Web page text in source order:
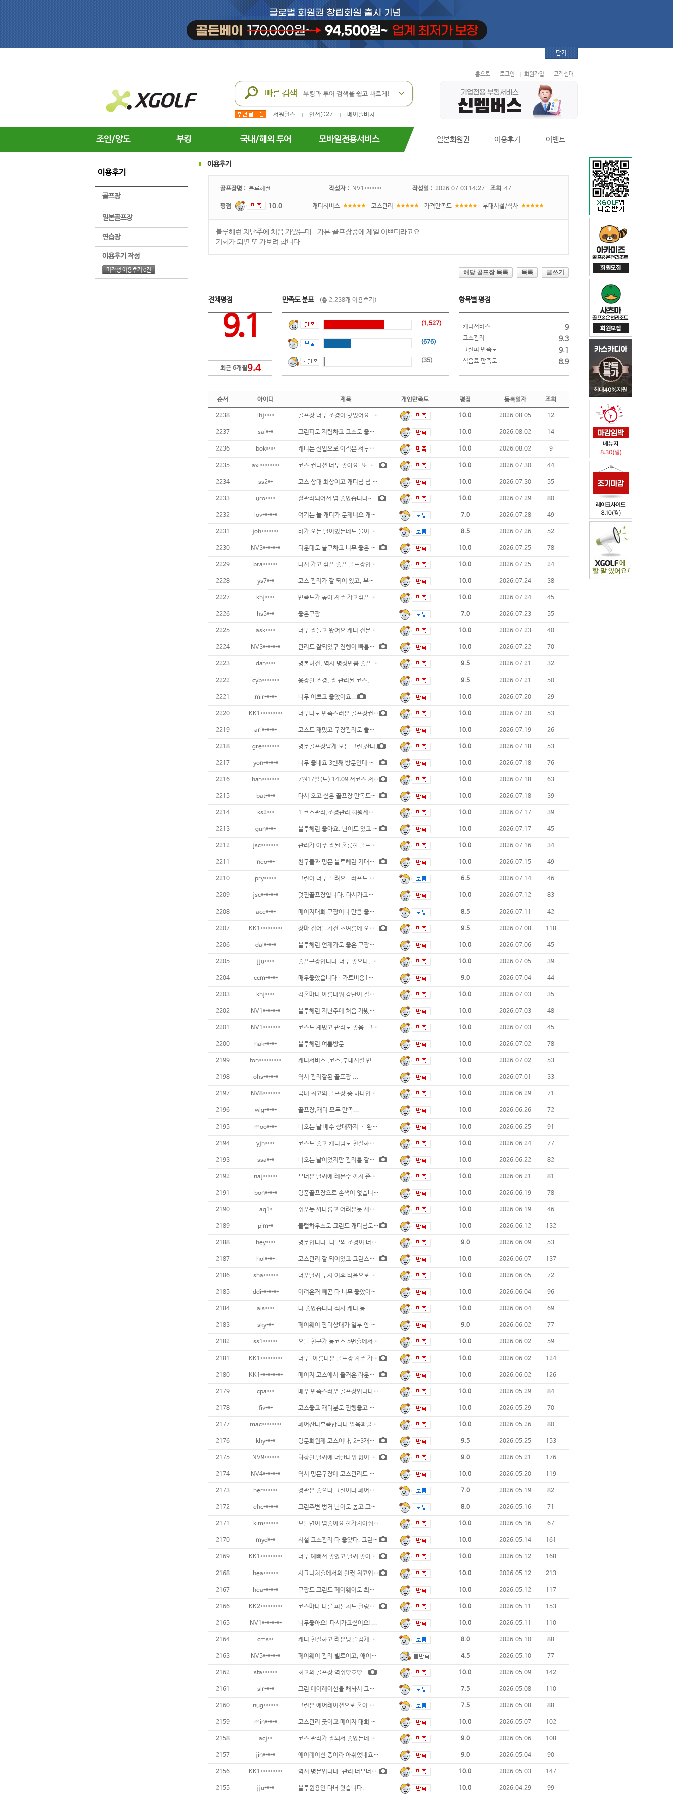
닫기
서원힐스 인서울27 메이플비치
홈으로 로그인 회원가입 고객센터
조인/양도 부킹 국내/해외 투어 모바일전용서비스 일본회원권 이용후기 이벤트
이용후기
골프장
일본골프장
연습장
이용후기 작성
미작성 이용후기 0건
이용후기
골프장명 : 블루헤런 작성자 : NV1******* 작성일 : 2026.07.03 14:27 조회 47
평점 10.0 캐디서비스 코스관리 가격만족도 부대시설/식사
블루헤런 지난주에 처음 가봤는데...가본 골프장중에 제일 이쁘더라고요.
기회가 되면 또 가보려 합니다.
해당 골프장 목록 목록 글쓰기
전체평점
9.1
최근 6개월9.4
만족도 분표 (총 2,238개 이용후기)
(1,527)
(676)
(35)
항목별 평점
캐디서비스 9
코스관리 9.3
그린피 만족도 9.1
식음료 만족도 8.9
순서 아이디 제목 개인만족도 평점 등록일자 조회
2238 lhj**** 골프장 너무 조경이 멋있어요. 여름에도 잔 10.0 2026.08.05 12
2237 sai*** 그린피도 저렴하고 코스도 좋은데 날이 더워서 10.0 2026.08.02 14
2236 bok**** 캐디는 신입으로 아직은 서투른 감 있으나 10.0 2026.08.02 9
2235 axi******** 코스 컨디션 너무 좋아요. 또 가고 싶어요 10.0 2026.07.30 44
2234 ss2** 코스 상태 최상이고 캐디님 넘 친절합니다 그 10.0 2026.07.30 55
2233 uro**** 잘관리되어서 넘 좋았습니다~... 10.0 2026.07.29 80
2232 lov****** 여기는 늘 캐디가 문제네요 캐디교육이 시급 7.0 2026.07.28 49
2231 joh******* 비가 오는 날이었는데도 물이 잘빠져서 라운딩 8.5 2026.07.26 52
2230 NV3******* 더운데도 불구하고 너무 좋은 골프장입니다.. 10.0 2026.07.25 78
2229 bra****** 다시 가고 싶은 좋은 골프장입니다... 10.0 2026.07.25 24
2228 ys7*** 코스 관리가 잘 되어 있고, 부대시설 10.0 2026.07.24 38
2227 khj**** 만족도가 높아 자주 가고싶은 곳입니다 .. 10.0 2026.07.24 45
2226 hs5*** 좋은구장 7.0 2026.07.23 55
2225 ask**** 너무 잘놀고 왔어요 캐디 전문성 좋고 친절 10.0 2026.07.23 40
2224 NV3******* 관리도 잘되있구 진행이 빠름니다 그린은 생각 10.0 2026.07.22 70
2223 dan**** 명불허전, 역시 명성만큼 좋은 골프장 9.5 2026.07.21 32
2222 cyb******* 웅장한 조경, 잘 관리된 코스, 9.5 2026.07.21 50
2221 mir***** 너무 이쁘고 좋았어요... 10.0 2026.07.20 29
2220 KK1********* 너무나도 만족스러운 골프장컨디션과 캐디의 매 10.0 2026.07.20 53
2219 ari****** 코스도 재밌고 구장관리도 훌륭했습니다~ . 10.0 2026.07.19 26
2218 gre******* 명문골프장답게 모든 그린,잔디, 10.0 2026.07.18 53
2217 yon****** 너무 좋네요 3번째 방문인데 좋아요 또 방문 10.0 2026.07.18 76
2216 han******* 7월17일(토) 14:09 서코스 저렴한 가 10.0 2026.07.18 63
2215 bat**** 다시 오고 싶은 골프장 만독도100%... 10.0 2026.07.18 39
2214 ks2*** 1.코스관리,조경관리 회원제골프장으로 10.0 2026.07.17 39
2213 gun**** 블루헤런 좋아요. 난이도 있고 그린은 조 10.0 2026.07.17 45
2212 jsc******* 관리가 아주 잘된 훌륭한 골프장이고 캐디분이 10.0 2026.07.16 34
2211 neo*** 친구들과 명문 블루헤런 기대를 저버리지 않는 10.0 2026.07.15 49
2210 pry***** 그린이 너무 느려요.. 러프도 정리가 안되어 6.5 2026.07.14 46
2209 jsc******* 멋진골프장입니다. 다시가고싶어요... 10.0 2026.07.12 83
2208 ace**** 메이저대회 구장이니 만큼 좋은 구장이에요 8.5 2026.07.11 42
2207 KK1********* 장마 접어들기전 초여름에 오랜만에 방문한 블 9.5 2026.07.08 118
2206 dal***** 블루헤런 언제가도 좋은 구장입니다 잔디관리 10.0 2026.07.06 45
2205 jju**** 좋은구장입니다.너무 좋으나, 아쉬운점 10.0 2026.07.05 39
2204 ccm***** 매우좋았읍니다ㆍ카트비용1인당 1만원씩만하면 9.0 2026.07.04 44
2203 khj**** 각홀마다 아름다워 감탄이 절로 나네요... 10.0 2026.07.03 35
2202 NV1******* 블루헤런 지난주에 처음 가봤는데...가본 골 10.0 2026.07.03 48
2201 NV1******* 코스도 재밌고 관리도 좋음. 그린스피드 2. 10.0 2026.07.03 45
2200 hak***** 블루헤런 여름방문 10.0 2026.07.02 78
2199 ton********* 캐디서비스 ,코스,부대시설 만 10.0 2026.07.02 53
2198 ohs****** 역시 관리잘된 골프장 ... 10.0 2026.07.01 33
2197 NV8******* 국내 최고의 골프장 중 하나입니다. 백돌 10.0 2026.06.29 71
2196 wlg***** 골프장,캐디 모두 만족... 10.0 2026.06.26 72
2195 moo**** 비오는 날 배수 상태까지 ㆍ 완벽한 난코스 10.0 2026.06.25 91
2194 yjh**** 코스도 좋고 캐디님도 친절하고, 골프 10.0 2026.06.24 77
2193 ssa*** 비오는 날이었지만 관리를 잘해두셔서 지척거리 10.0 2026.06.22 82
2192 naj****** 무더운 날씨에 레몬수 까지 준비해논 골프장 10.0 2026.06.21 81
2191 bon***** 명품골프장으로 손색이 없습니다 직원들도 호 10.0 2026.06.19 78
2190 aq1* 쉬운듯 까다롭고 어려운듯 재미있는 코스 10.0 2026.06.19 46
2189 pim** 클럽하우스도 그린도 캐디님도 너무 좋아요 ~ 10.0 2026.06.12 132
2188 hey**** 명문입니다. 나무와 조경이 너무 좋아요~ 적 9.0 2026.06.09 53
2187 hol**** 코스관리 잘 되어있고 그린스피드는 2.7이었 10.0 2026.06.07 137
2186 sha****** 더운날씨 두시 이후 티옵으로 후반 완벽한 그 10.0 2026.06.05 72
2185 ddi******* 어려운거 빼곤 다 너무 좋았어요~~!!... 10.0 2026.06.04 96
2184 als**** 다 좋았습니다 식사 캐디 등... 10.0 2026.06.04 69
2183 sky*** 페어웨이 잔디상태가 일부 안 좋은 곳이 있긴 9.0 2026.06.02 77
2182 ss1****** 오늘 친구가 동코스 5번홀에서 홀인원했습니 10.0 2026.06.02 59
2181 KK1********* 너무. 아름다운 골프장 자주 가고 싶어요 10.0 2026.06.02 124
2180 KK1********* 메이저 코스에서 즐거운 라운딩. 그린도 느리 10.0 2026.06.02 126
2179 cpa*** 매우 만족스러운 골프장입니다... 10.0 2026.05.29 84
2178 fiv*** 코스좋고 캐디분도 진행좋고 그린스피드가 약간 10.0 2026.05.29 70
2177 mac******** 페어잔디부족합니다 발육과밀도가부족... 10.0 2026.05.26 80
2176 khy**** 명문회원제 코스이나, 2-3개홀 티박 9.5 2026.05.25 153
2175 NV9****** 화창한 날씨에 더할나위 없이 좋은 구장에서 9.0 2026.05.21 176
2174 NV4******* 역시 명문구장에 코스관리도 잘되어 있네요.. 10.0 2026.05.20 119
2173 her****** 경관은 좋으나 그린이나 페어상태는 좋지 않습 7.0 2026.05.19 82
2172 ehc****** 그린주변 벙커 난이도 높고 그린스피드 높지만 8.0 2026.05.16 71
2171 kim****** 모든면이 넘좋아요 한가지아쉬운건 디봇이 조금 10.0 2026.05.16 67
2170 myd*** 시설 코스관리 다 좋았다. 그린 에어레이션 10.0 2026.05.14 161
2169 KK1********* 너무 예뻐서 좋았고 날씨 좋아서 최고였어요 10.0 2026.05.12 168
2168 hea****** 시그니처홀에서의 한컷 최고입니다... 10.0 2026.05.12 213
2167 hea****** 구장도 그린도 페어웨이도 최상급 구장 블루헤 10.0 2026.05.12 117
2166 KK2********* 코스마다 다른 피톤치드 힐링하는 느낌!! 10.0 2026.05.11 153
2165 NV1******** 너무좋아요! 다시가고싶어요!... 10.0 2026.05.11 110
2164 cms** 캐디 친절하고 라운딩 즐겁게 해 주네요 필 8.0 2026.05.10 88
2163 NV5******* 페어웨이 관리 별로이고, 애어레이션 4.5 2026.05.10 77
2162 sta****** 최고의 골프장 역쉬♡♡♡... 10.0 2026.05.09 142
2161 slr**** 그린 에어레이션을 해놔서 그린위에서 공이 7.5 2026.05.08 110
2160 nug****** 그린은 에어레이션으로 홀이 너무많고 모래도많 7.5 2026.05.08 88
2159 min***** 코스관리 굿이고 메이저 대회 구장이라 조경도 10.0 2026.05.07 102
2158 acj** 코스 관리가 잘되서 좋았는데 그린이 느려서 9.0 2026.05.06 108
2157 jin***** 에어레이션 중이라 아쉬었네요... 9.0 2026.05.04 90
2156 KK1********* 역시 명문입니다. 관리 너무너무 좋고 경기 10.0 2026.05.03 147
2155 jju**** 블루원용인 다녀 왔습니다. 10.0 2026.04.29 99